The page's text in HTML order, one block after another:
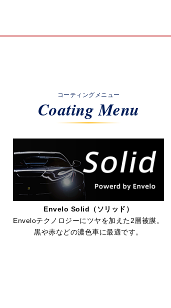
コーティングメニュー
Coating Menu
Envelo Solid（ソリッド）
Enveloテクノロジーにツヤを加えた2層被膜。
黒や赤などの濃色車に最適です。